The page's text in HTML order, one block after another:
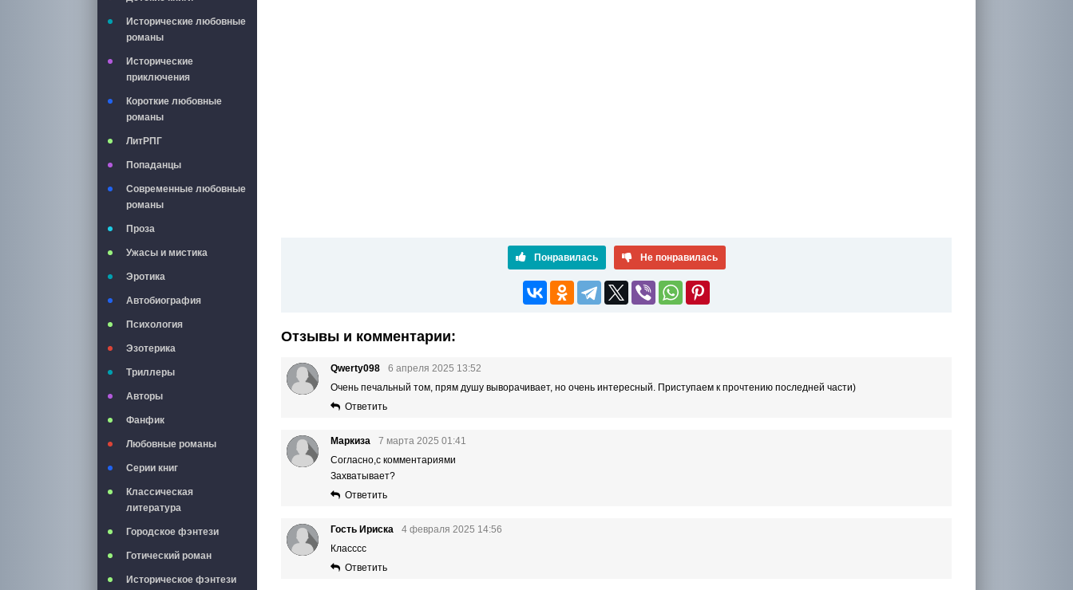
Исторические любовные
романы
Исторические
приключения
Короткие любовные
романы
ЛитРПГ
Попаданцы
Современные любовные
романы
Проза
Ужасы и мистика
Эротика
Автобиография
Психология
Эзотерика
Триллеры
Авторы
Фанфик
Любовные романы
Серии книг
Классическая
литература
Городское фэнтези
Готический роман
Историческое фэнтези
Понравилась Не понравилась
Отзывы и комментарии:
Qwerty098
6 апреля 2025 13:52
Очень печальный том, прям душу выворачивает, но очень интересный. Приступаем к прочтению последней части)
Ответить
Маркиза
7 марта 2025 01:41
Согласно,с комментариями
Захватывает?
Ответить
Гость Ириска
4 февраля 2025 14:56
Класссс
Ответить